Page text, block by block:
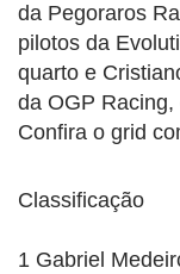
da Pegoraros
pilotos da
quarto e
da OGP
Confira o grid
Classificação
1 Gabriel